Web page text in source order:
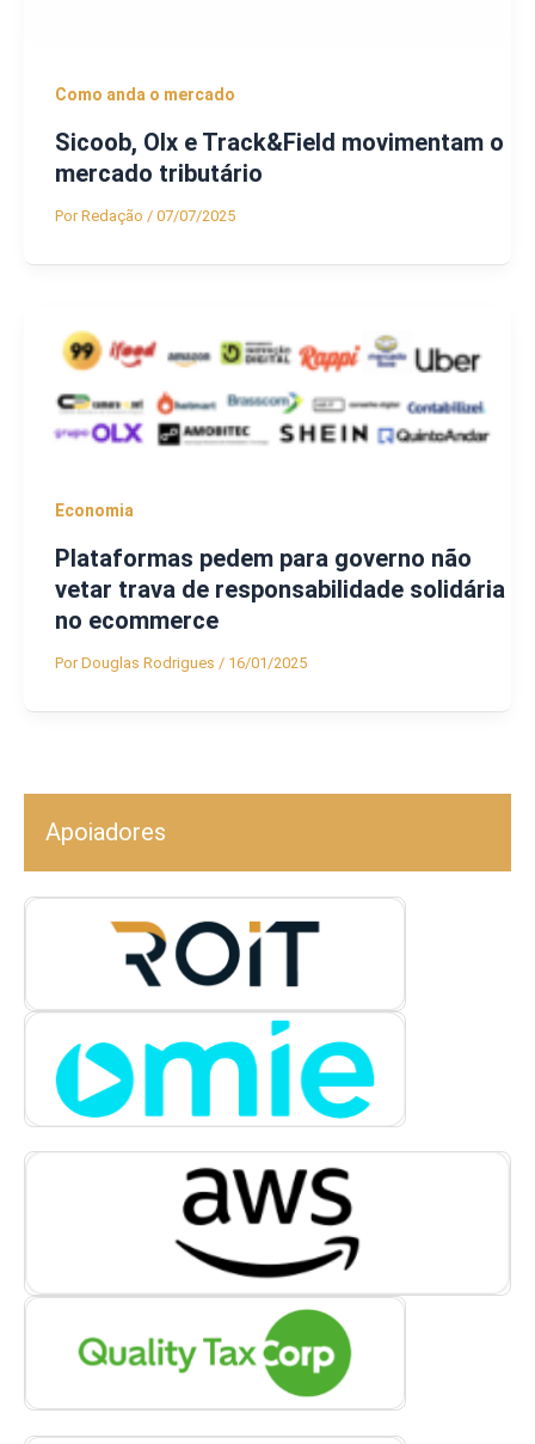
Como anda o mercado
Sicoob, Olx e Track&Field movimentam o
mercado tributário
PorRedação / 07/07/2025
Economia
Plataformas pedem para governo não
vetar trava de responsabilidade solidária
no ecommerce
PorDouglas Rodrigues / 16/01/2025
Apoiadores